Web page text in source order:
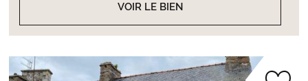
VOIR LE BIEN